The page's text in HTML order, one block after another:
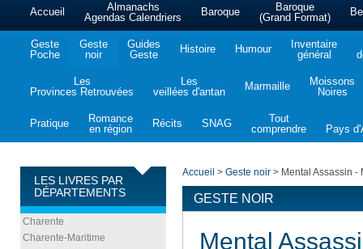
Accueil
Almanachs
Agendas Calendriers
Baroque
Baroque
(Grand Format)
Geste
Poche
Geste
noir
Guides
Geste
Histoire Humour
Inventaire
général
Les
Provinces Retrouvées
Les
veillées d'antan
Marmaille
Moissons
Noires
Pratique
Romance
en région
Récits SNAG
Tout
comprendre
Pays
LES LIVRES PAR
DÉPARTEMENTS
Charente
Charente-Maritime
Accueil > Geste noir > Mental Assassin
GESTE NOIR
Mental